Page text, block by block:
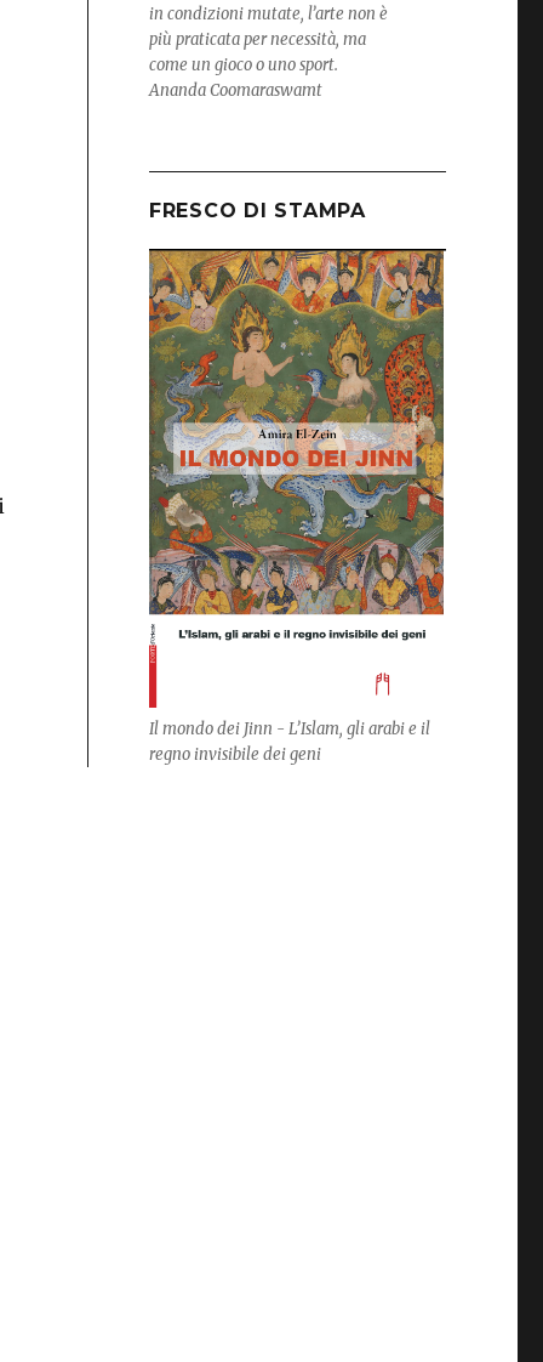
in condizioni mutate, l’arte non è
più praticata per necessità, ma
come un gioco o uno sport.
Ananda Coomaraswamt
FRESCO DI STAMPA
Il mondo dei Jinn - L’Islam, gli arabi e il
regno invisibile dei geni